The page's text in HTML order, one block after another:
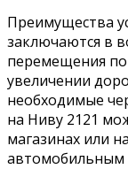
Преимущества
заключаются в
перемещения по
увеличении
необходимые
на Ниву 2121
магазинах или
автомобильным